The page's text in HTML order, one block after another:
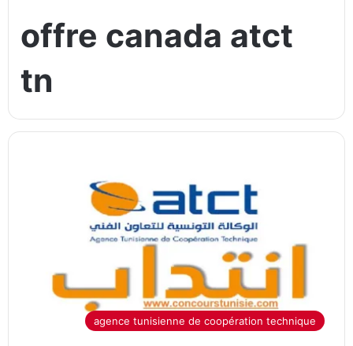
offre canada atct
tn
agence tunisienne de coopération technique